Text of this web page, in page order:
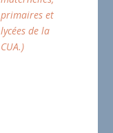
primaires et
lycées de la
CUA.)